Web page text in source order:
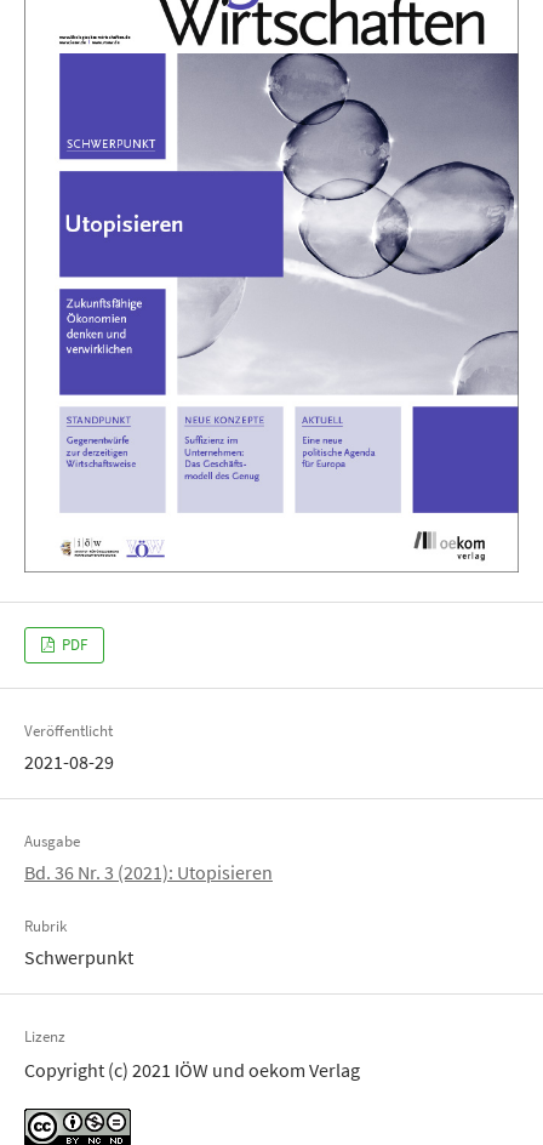
PDF
Veröffentlicht
2021-08-29
Ausgabe
Bd. 36 Nr. 3 (2021): Utopisieren
Rubrik
Schwerpunkt
Lizenz
Copyright (c) 2021 IÖW und oekom Verlag